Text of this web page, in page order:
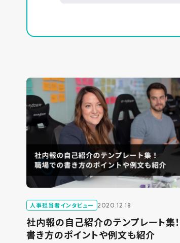
人事担当者インタビュー 2020.12.18
社内報の自己紹介のテンプレート集
書き方のポイントや例文も紹介